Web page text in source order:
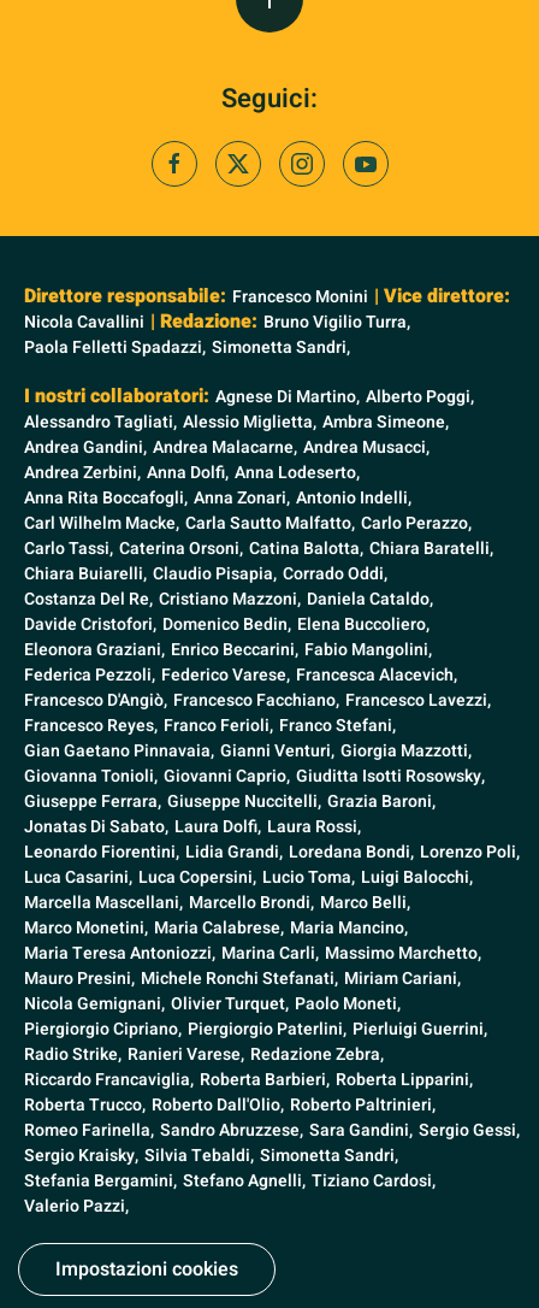
Seguici:
Direttore responsabile: Francesco Monini | Vice direttore:
Nicola Cavallini | Redazione: Bruno Vigilio Turra,
Paola Felletti Spadazzi, Simonetta Sandri,
I nostri collaboratori: Agnese Di Martino, Alberto Poggi,
Alessandro Tagliati, Alessio Miglietta, Ambra Simeone,
Andrea Gandini, Andrea Malacarne, Andrea Musacci,
Andrea Zerbini, Anna Dolfi, Anna Lodeserto,
Anna Rita Boccafogli, Anna Zonari, Antonio Indelli,
Carl Wilhelm Macke, Carla Sautto Malfatto, Carlo Perazzo,
Carlo Tassi, Caterina Orsoni, Catina Balotta, Chiara Baratelli,
Chiara Buiarelli, Claudio Pisapia, Corrado Oddi,
Costanza Del Re, Cristiano Mazzoni, Daniela Cataldo,
Davide Cristofori, Domenico Bedin, Elena Buccoliero,
Eleonora Graziani, Enrico Beccarini, Fabio Mangolini,
Federica Pezzoli, Federico Varese, Francesca Alacevich,
Francesco D'Angiò, Francesco Facchiano, Francesco Lavezzi,
Francesco Reyes, Franco Ferioli, Franco Stefani,
Gian Gaetano Pinnavaia, Gianni Venturi, Giorgia Mazzotti,
Giovanna Tonioli, Giovanni Caprio, Giuditta Isotti Rosowsky,
Giuseppe Ferrara, Giuseppe Nuccitelli, Grazia Baroni,
Jonatas Di Sabato, Laura Dolfi, Laura Rossi,
Leonardo Fiorentini, Lidia Grandi, Loredana Bondi, Lorenzo Poli,
Luca Casarini, Luca Copersini, Lucio Toma, Luigi Balocchi,
Marcella Mascellani, Marcello Brondi, Marco Belli,
Marco Monetini, Maria Calabrese, Maria Mancino,
Maria Teresa Antoniozzi, Marina Carli, Massimo Marchetto,
Mauro Presini, Michele Ronchi Stefanati, Miriam Cariani,
Nicola Gemignani, Olivier Turquet, Paolo Moneti,
Piergiorgio Cipriano, Piergiorgio Paterlini, Pierluigi Guerrini,
Radio Strike, Ranieri Varese, Redazione Zebra,
Riccardo Francaviglia, Roberta Barbieri, Roberta Lipparini,
Roberta Trucco, Roberto Dall'Olio, Roberto Paltrinieri,
Romeo Farinella, Sandro Abruzzese, Sara Gandini, Sergio Gessi,
Sergio Kraisky, Silvia Tebaldi, Simonetta Sandri,
Stefania Bergamini, Stefano Agnelli, Tiziano Cardosi,
Valerio Pazzi,
Impostazioni cookies